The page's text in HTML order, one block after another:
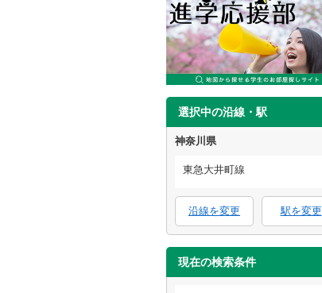
選択中の沿線・駅
神奈川県
東急大井町線
沿線を変更 駅を変更
現在の検索条件